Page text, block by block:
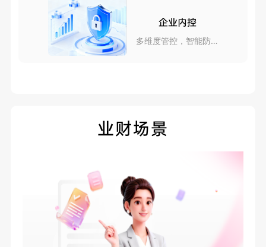
企业内控
多维度管控，智能防风
业财场景